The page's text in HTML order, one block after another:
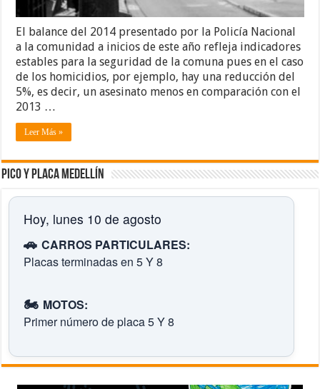
El balance del 2014 presentado por la Policía Nacional
a la comunidad a inicios de este año refleja indicadores
estables para la seguridad de la comuna pues en el caso
de los homicidios, por ejemplo, hay una reducción del
5%, es decir, un asesinato menos en comparación con el
2013 …
Leer Más »
Pico y placa Medellín
Hoy, lunes 10 de agosto
🚗 CARROS PARTICULARES:
Placas terminadas en 5 Y 8
🏍️ MOTOS:
Primer número de placa 5 Y 8